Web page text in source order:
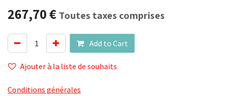
267,70€ Toutes taxes comprises
Add to Cart
Ajouter à la liste de souhaits
Conditions générales